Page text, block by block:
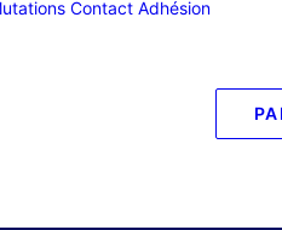
Contact Adhésion